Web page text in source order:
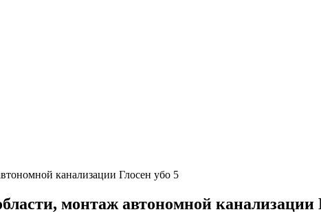
канализации Глосен убо 5
монтаж автономной канализации